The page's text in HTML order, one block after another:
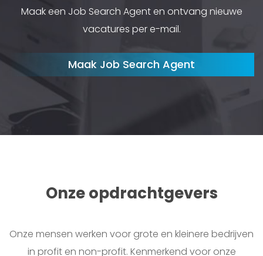
Maak een Job Search Agent en ontvang nieuwe
vacatures per e-mail.
Maak Job Search Agent
Onze opdrachtgevers
Onze mensen werken voor grote en kleinere bedrijven
in profit en non-profit. Kenmerkend voor onze